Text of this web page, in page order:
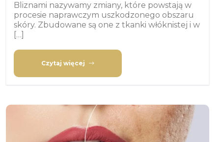
Bliznami nazywamy zmiany, które powstają w
procesie naprawczym uszkodzonego obszaru
skóry. Zbudowane są one z tkanki włóknistej i w
[…]
Czytaj więcej